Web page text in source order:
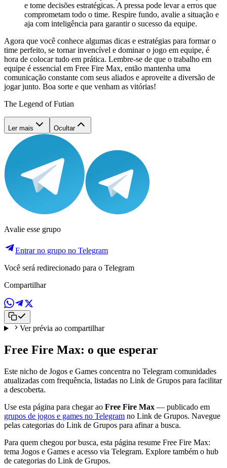
e tome decisões estratégicas. A pressa pode levar a erros que
comprometam todo o time. Respire fundo, avalie a situação e
aja com inteligência para garantir o sucesso da equipe.
Agora que você conhece algumas dicas e estratégias para formar o
time perfeito, se tornar invencível e dominar o jogo em equipe, é
hora de colocar tudo em prática. Lembre-se de que o trabalho em
equipe é essencial em Free Fire Max, então mantenha uma
comunicação constante com seus aliados e aproveite a diversão de
jogar junto. Boa sorte e que venham as vitórias!
The Legend of Futian
Ler mais Ocultar
Avalie esse grupo
Entrar no grupo no Telegram
Você será redirecionado para o Telegram
Compartilhar
Ver prévia ao compartilhar
Free Fire Max: o que esperar
Este nicho de Jogos e Games concentra no Telegram comunidades
atualizadas com frequência, listadas no Link de Grupos para facilitar
a descoberta.
Use esta página para chegar ao Free Fire Max — publicado em
grupos de jogos e games no Telegram no Link de Grupos. Navegue
pelas categorias do Link de Grupos para afinar a busca.
Para quem chegou por busca, esta página resume Free Fire Max:
tema Jogos e Games e acesso via Telegram. Explore também o hub
de categorias do Link de Grupos.